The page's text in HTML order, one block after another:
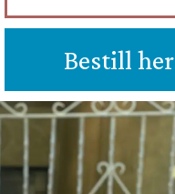
Bestill her